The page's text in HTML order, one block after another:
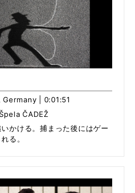
| 0:01:51
ČADEŽ
かける。捕まった後にはゲー
る。